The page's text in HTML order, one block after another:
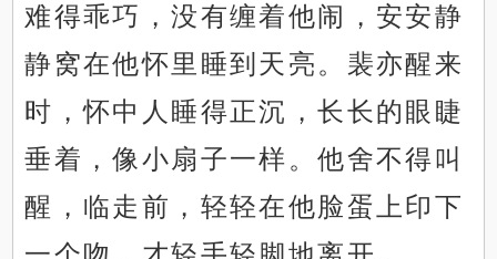
难得乖巧，没有缠着他闹，安安静
静窝在他怀里睡到天亮。裴亦醒来
时，怀中人睡得正沉，长长的眼睫
垂着，像小扇子一样。他舍不得叫
醒，临走前，轻轻在他脸蛋上印下